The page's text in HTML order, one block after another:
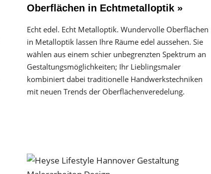
Oberflächen in Echtmetalloptik »
Echt edel. Echt Metalloptik. Wundervolle Oberflächen
in Metalloptik lassen Ihre Räume edel aussehen. Sie
wählen aus einem schier unbegrenzten Spektrum an
Gestaltungs­möglichkeiten; Ihr Lieblingsmaler
kombiniert dabei traditionelle Handwerks­techniken
mit neuen Trends der Oberflächen­veredelung.